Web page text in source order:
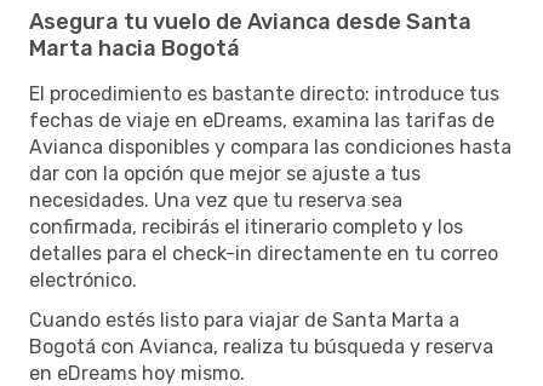
Asegura tu vuelo de Avianca desde Santa
Marta hacia Bogotá
El procedimiento es bastante directo: introduce tus
fechas de viaje en eDreams, examina las tarifas de
Avianca disponibles y compara las condiciones hasta
dar con la opción que mejor se ajuste a tus
necesidades. Una vez que tu reserva sea
confirmada, recibirás el itinerario completo y los
detalles para el check-in directamente en tu correo
electrónico.
Cuando estés listo para viajar de Santa Marta a
Bogotá con Avianca, realiza tu búsqueda y reserva
en eDreams hoy mismo.